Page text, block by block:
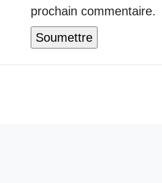
prochain commentaire.